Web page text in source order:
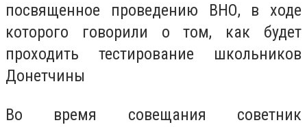
посвященное проведению ВНО, в ходе
которого говорили о том, как будет
проходить тестирование школьников
Донетчины
Во время совещания советник